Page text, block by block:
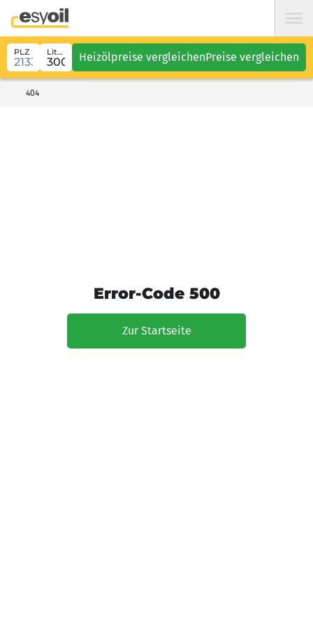
PLZ Liter Heizölpreise vergleichenPreise vergleichen
404
Error-Code 500
Zur Startseite